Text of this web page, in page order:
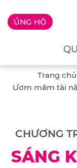
ỦNG HỘ
Trang chủ
Ươm mầm tài
CHƯƠNG
SÁNG